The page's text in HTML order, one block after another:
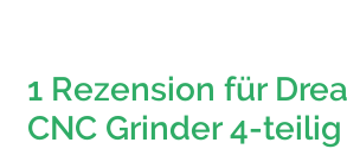
1 Rezension für
CNC Grinder 4-